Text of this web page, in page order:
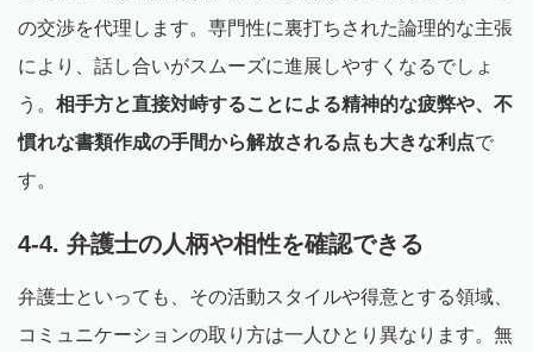
の交渉を代理します。専門性に裏打ちされた論理的な主張
により、話し合いがスムーズに進展しやすくなるでしょ
う。 相手方と直接対峙することによる精神的な疲弊や、不
慣れな書類作成の手間から解放される点も大きな利点で
す。
4-4. 弁護士の人柄や相性を確認できる
弁護士といっても、その活動スタイルや得意とする領域、
コミュニケーションの取り方は一人ひとり異なります。無